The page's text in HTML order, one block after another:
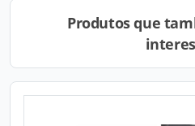
Produtos que